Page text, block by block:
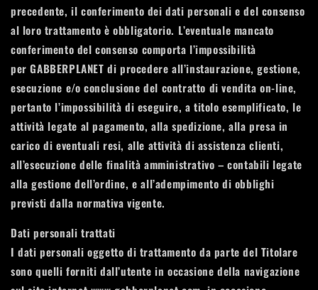
precedente, il conferimento dei dati personali e del consenso
al loro trattamento è obbligatorio. L’eventuale mancato
conferimento del consenso comporta l’impossibilità
per GABBERPLANET di procedere all’instaurazione, gestione,
esecuzione e/o conclusione del contratto di vendita on-line,
pertanto l’impossibilità di eseguire, a titolo esemplificato, le
attività legate al pagamento, alla spedizione, alla presa in
carico di eventuali resi, alle attività di assistenza clienti,
all’esecuzione delle finalità amministrativo – contabili legate
alla gestione dell’ordine, e all’adempimento di obblighi
previsti dalla normativa vigente.
Dati personali trattati
I dati personali oggetto di trattamento da parte del Titolare
sono quelli forniti dall’utente in occasione della navigazione